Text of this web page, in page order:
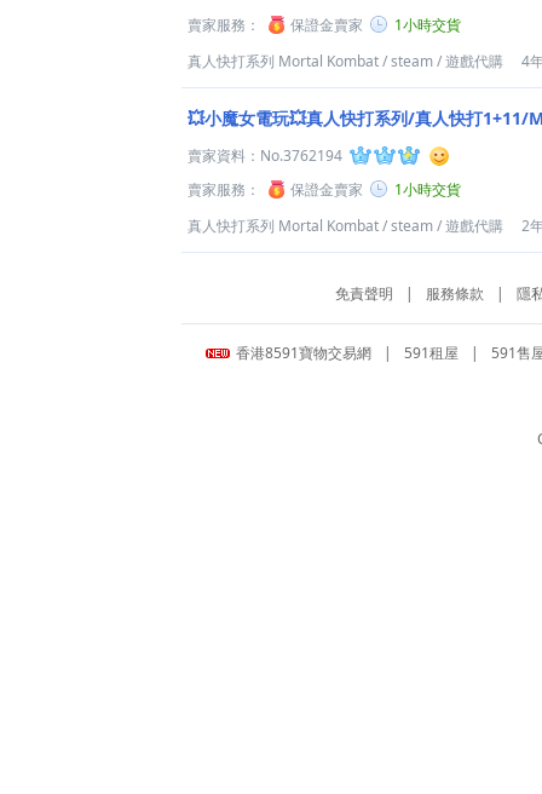
賣家服務：
保證金賣家
1小時交貨
真人快打系列 Mortal Kombat/steam/遊戲代購 4
💥小魔女電玩💥真人快打系列/真人快打
賣家資料： No.3762194
賣家服務：
保證金賣家
1小時交貨
真人快打系列 Mortal Kombat/steam/遊戲代購 2
免責聲明 | 服務條款 | 隱
香港8591寶物交易網 | 591租屋 | 591售